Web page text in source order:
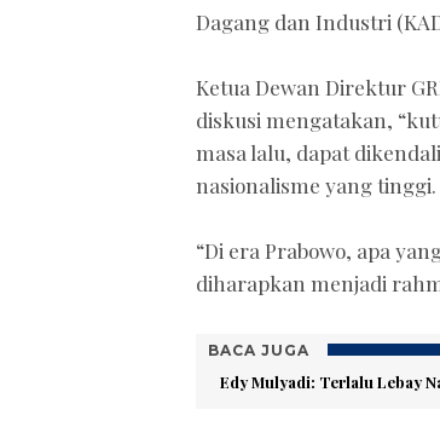
Dagang dan Industri
Ketua Dewan Direktur
diskusi mengatakan,
masa lalu, dapat
nasionalisme yang tinggi.
“Di era Prabowo, apa
diharapkan menjadi
BACA JUGA
Edy Mulyadi: Terlalu Lebay